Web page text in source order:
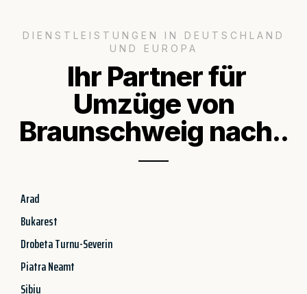
DIENSTLEISTUNGEN IN DEUTSCHLAND
UND EUROPA
Ihr Partner für
Umzüge von
Braunschweig nach..
Arad
Bukarest
Drobeta Turnu-Severin
Piatra Neamt
Sibiu